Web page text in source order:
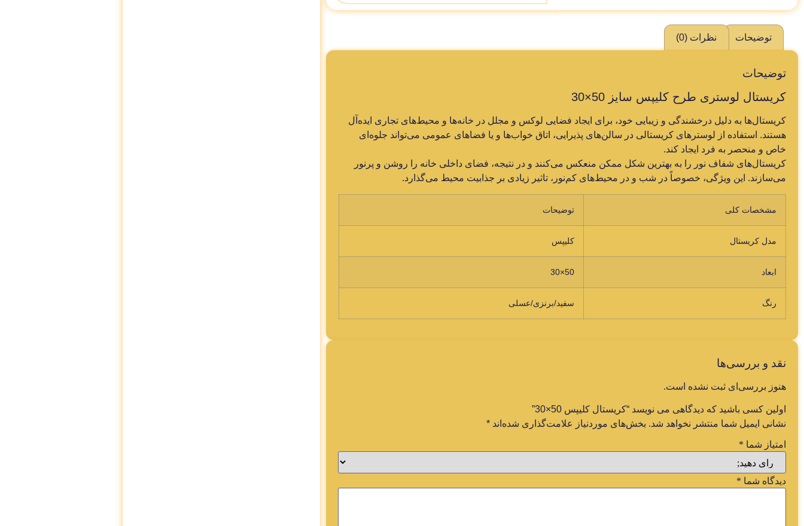
توضیحات نظرات (0)
توضیحات
کریستال لوستری طرح کلیپس سایز 50×30
کریستال‌ها به دلیل درخشندگی و زیبایی خود، برای ایجاد فضایی لوکس و مجلل در خانه‌ها و محیط‌های تجاری ایده‌آل
هستند. استفاده از لوسترهای کریستالی در سالن‌های پذیرایی، اتاق خواب‌ها و یا فضاهای عمومی می‌تواند جلوه‌ای
خاص و منحصر به فرد ایجاد کند.
کریستال‌های شفاف نور را به بهترین شکل ممکن منعکس می‌کنند و در نتیجه، فضای داخلی خانه را روشن و پرنور
می‌سازند. این ویژگی، خصوصاً در شب و در محیط‌های کم‌نور، تاثیر زیادی بر جذابیت محیط می‌گذارد.
مشخصات کلی توضیحات
مدل کریستال کلیپس
ابعاد 50×30
رنگ سفید/برنزی/عسلی
نقد و بررسی‌ها
هنوز بررسی‌ای ثبت نشده است.
اولین کسی باشید که دیدگاهی می نویسد “کریستال کلیپس 50×30”
نشانی ایمیل شما منتشر نخواهد شد. بخش‌های موردنیاز علامت‌گذاری شده‌اند *
امتیاز شما *
دیدگاه شما *